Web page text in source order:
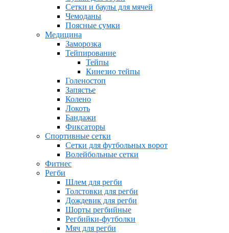
Сетки и баулы для мячей
Чемоданы
Поясные сумки
Медицина
Заморозка
Тейпирование
Тейпы
Кинезио тейпы
Голеностоп
Запястье
Колено
Локоть
Бандажи
Фиксаторы
Спортивные сетки
Сетки для футбольных ворот
Волейбольные сетки
Фитнес
Регби
Шлем для регби
Толстовки для регби
Дождевик для регби
Шорты регбийные
Регбийки-футболки
Мяч для регби